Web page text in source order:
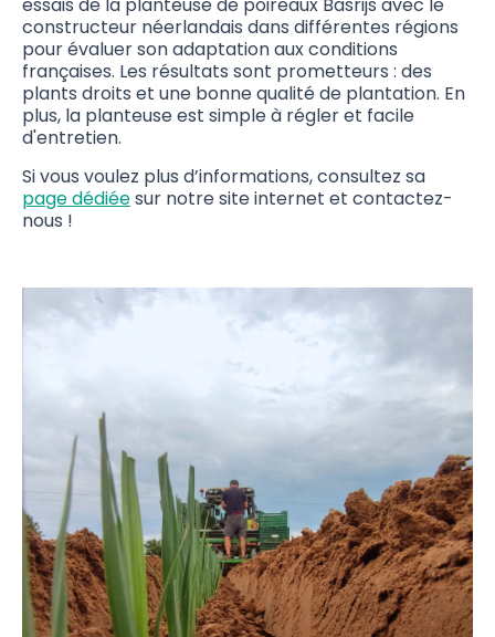
constructeur néerlandais dans différentes régions
pour évaluer son adaptation aux conditions
françaises. Les résultats sont prometteurs : des
plants droits et une bonne qualité de plantation. En
plus, la planteuse est simple à régler et facile
d'entretien.
Si vous voulez plus d’informations, consultez sa
page dédiéesur notre site internet et contactez-
nous !